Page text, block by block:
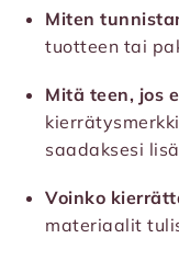
Miten
tuotteen tai
Mitä teen, jos
saadaksesi
Voinko
materiaalit